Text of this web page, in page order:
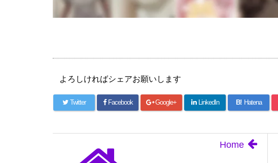
よろしければシェアお願いします
Twitter Facebook Google+ LinkedIn B! Hatena
Home